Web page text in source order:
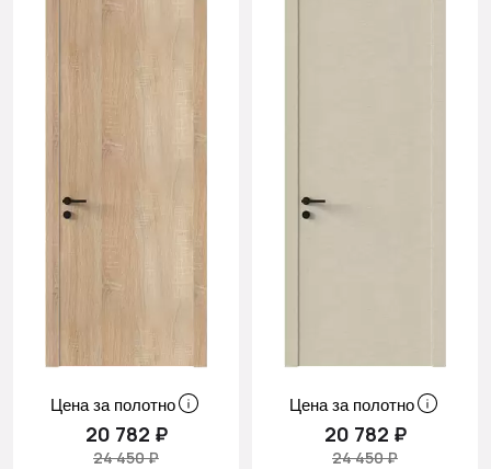
Цена за полотно
20 782 ₽
24 450 ₽
Цена за полотно
20 782 ₽
24 450 ₽